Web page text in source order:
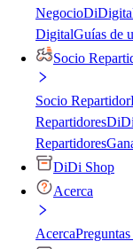
Negocio
DigitalGuías de
Socio
Socio Repartidor
Repartidores
Repartidores
DiDi Shop
Acerca
Acerca